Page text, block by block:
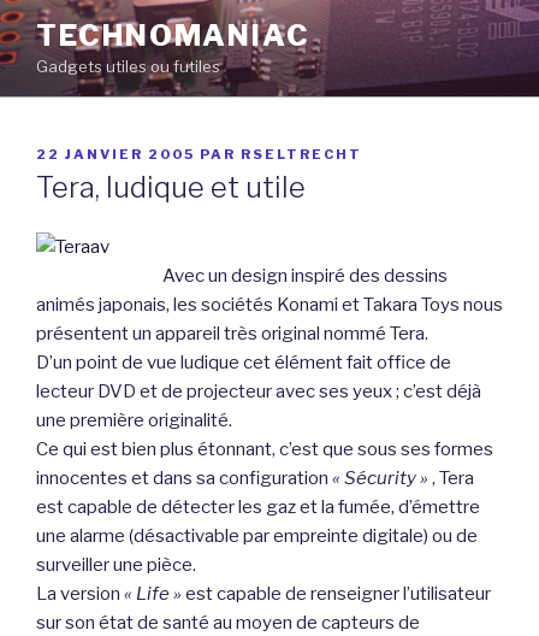
Aller
au
contenu
principal
TECHNOMANIAC
Gadgets utiles ou futiles
PUBLIÉ
LE
22 JANVIER 2005 PAR RSELTRECHT
Tera, ludique et utile
Avec un design inspiré des dessins
animés japonais, les sociétés Konami et Takara Toys nous
présentent un appareil très original nommé Tera.
D’un point de vue ludique cet élément fait office de
lecteur DVD et de projecteur avec ses yeux ; c’est déjà
une première originalité.
Ce qui est bien plus étonnant, c’est que sous ses formes
innocentes et dans sa configuration « Sécurity » , Tera
est capable de détecter les gaz et la fumée, d’émettre
une alarme (désactivable par empreinte digitale) ou de
surveiller une pièce.
La version « Life » est capable de renseigner l’utilisateur
sur son état de santé au moyen de capteurs de